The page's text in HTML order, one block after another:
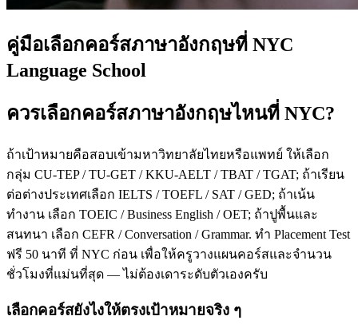
คู่มือเลือกคอร์สภาษาอังกฤษที่ NYC
Language School
ควรเลือกคอร์สภาษาอังกฤษไหนที่ NYC?
ถ้าเป้าหมายคือสอบเข้ามหาวิทยาลัยไทยหรือแพทย์ ให้เลือก
กลุ่ม CU-TEP / TU-GET / KKU-AELT / TBAT / TGAT; ถ้าเรียน
ต่อต่างประเทศเลือก IELTS / TOEFL / SAT / GED; ถ้าเน้น
ทำงาน เลือก TOEIC / Business English / OET; ถ้าปูพื้นและ
สนทนา เลือก CEFR / Conversation / Grammar. ทำ Placement Test
ฟรี 50 นาที ที่ NYC ก่อน เพื่อให้ครูวางแผนคอร์สและจำนวน
ชั่วโมงที่แม่นที่สุด — ไม่ต้องเดาระดับตัวเองครับ
เลือกคอร์สยังไงให้ตรงเป้าหมายจริง ๆ